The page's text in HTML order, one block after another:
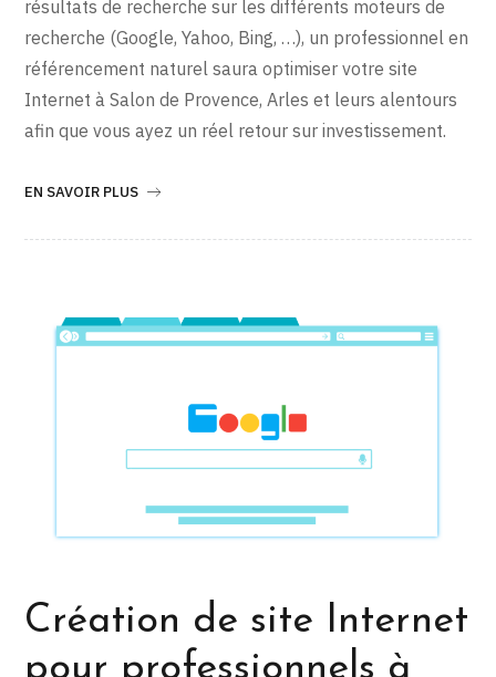
résultats de recherche sur les différents moteurs de
recherche (Google, Yahoo, Bing, …), un professionnel en
référencement naturel saura optimiser votre site
Internet à Salon de Provence, Arles et leurs alentours
afin que vous ayez un réel retour sur investissement.
EN SAVOIR PLUS
Création de site Internet